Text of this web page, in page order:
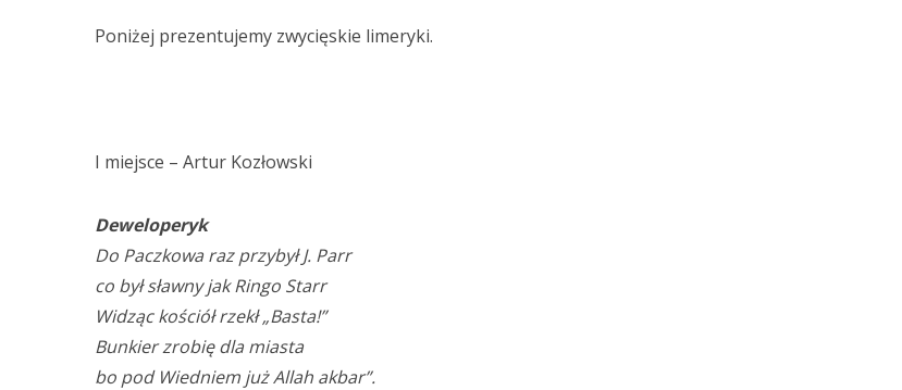
Poniżej prezentujemy zwycięskie limeryki.
I miejsce – Artur Kozłowski
Deweloperyk
Do Paczkowa raz przybył J. Parr
co był sławny jak Ringo Starr
Widząc kościół rzekł „Basta!”
Bunkier zrobię dla miasta
bo pod Wiedniem już Allah akbar”.